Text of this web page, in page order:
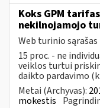
Koks GPM
nekilnojamojo
Web turinio sąrašas
15 proc. - ne
veiklos turtui
daikto pardavimo
Metai (Archyvas):
mokestis